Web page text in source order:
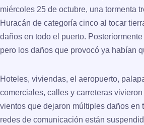
miércoles 25 de octubre, una tormenta
Huracán de categoría cinco al tocar
daños en todo el puerto.
pero los daños que provocó ya habían
Hoteles, viviendas, el aeropuerto,
comerciales, calles y carreteras
vientos que dejaron múltiples daños en
redes de comunicación están